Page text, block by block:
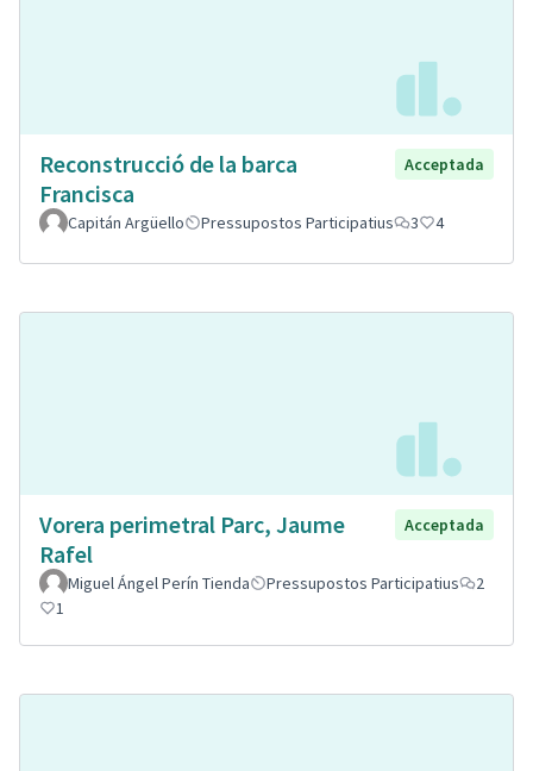
Reconstrucció de la barca
Francisca
Acceptada
Capitán Argüello Pressupostos Participatius 3 4
Vorera perimetral Parc, Jaume
Rafel
Acceptada
Miguel Ángel Perín Tienda Pressupostos Participatius
2
1